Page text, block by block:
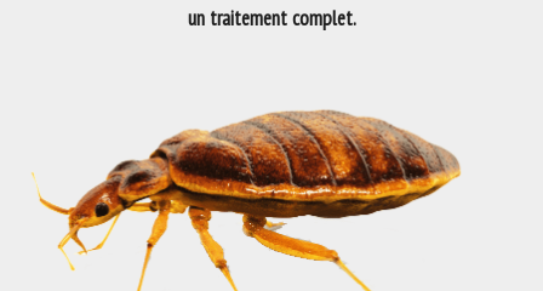
un traitement complet.